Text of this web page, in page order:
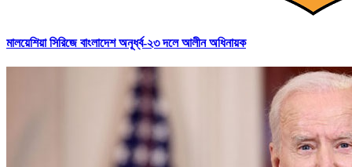
মালয়েশিয়া সিরিজে বাংলাদেশ অনূর্ধ্ব-২৩ দলে আলীন অধিনায়ক